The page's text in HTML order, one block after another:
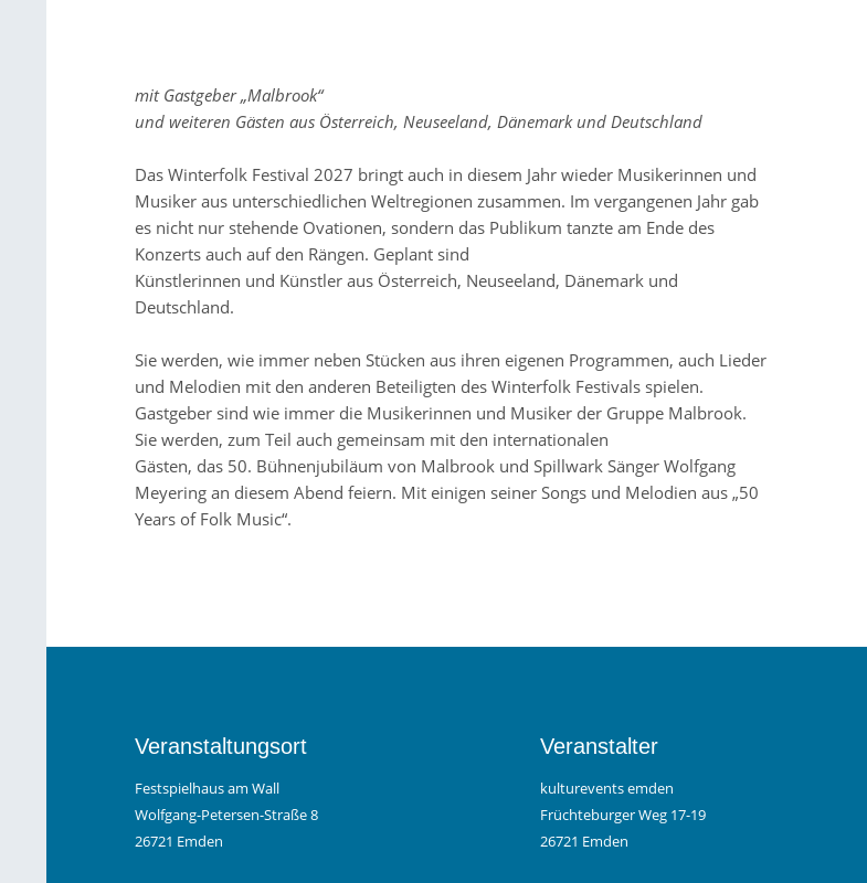
mit Gastgeber „Malbrook“
und weiteren Gästen aus Österreich, Neuseeland, Dänemark und Deutschland
Das Winterfolk Festival 2027 bringt auch in diesem Jahr wieder Musikerinnen und
Musiker aus unterschiedlichen Weltregionen zusammen. Im vergangenen Jahr gab
es nicht nur stehende Ovationen, sondern das Publikum tanzte am Ende des
Konzerts auch auf den Rängen. Geplant sind
Künstlerinnen und Künstler aus Österreich, Neuseeland, Dänemark und
Deutschland.
Sie werden, wie immer neben Stücken aus ihren eigenen Programmen, auch Lieder
und Melodien mit den anderen Beteiligten des Winterfolk Festivals spielen.
Gastgeber sind wie immer die Musikerinnen und Musiker der Gruppe Malbrook.
Sie werden, zum Teil auch gemeinsam mit den internationalen
Gästen, das 50. Bühnenjubiläum von Malbrook und Spillwark Sänger Wolfgang
Meyering an diesem Abend feiern. Mit einigen seiner Songs und Melodien aus „50
Years of Folk Music“.
Veranstaltungsort
Festspielhaus am Wall
Wolfgang-Petersen-Straße 8
26721 Emden
Veranstalter
kulturevents emden
Früchteburger Weg 17-19
26721 Emden